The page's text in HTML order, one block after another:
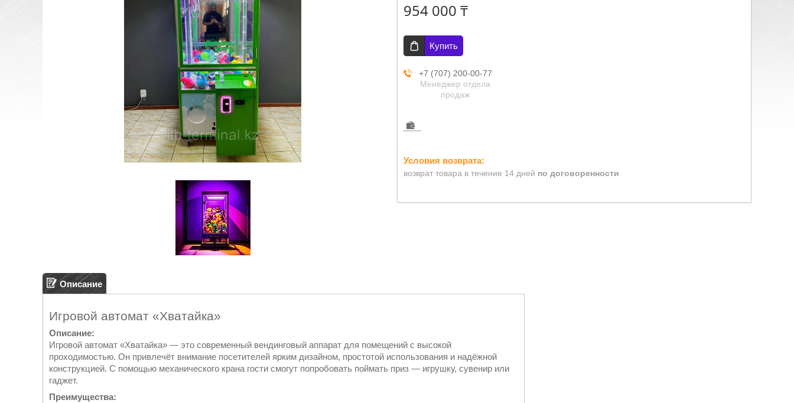
954 000 ₸
Купить
+7 (707) 200-00-77
Менеджер отдела
продаж
возврат товара в течение 14 дней по договоренности
Описание
Игровой автомат «Хватайка»
Описание:
Игровой автомат «Хватайка» — это современный вендинговый аппарат для помещений с высокой
проходимостью. Он привлечёт внимание посетителей ярким дизайном, простотой использования и надёжной
конструкцией. С помощью механического крана гости смогут попробовать поймать приз — игрушку, сувенир или
гаджет.
Преимущества: